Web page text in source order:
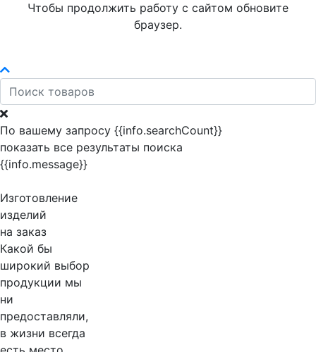
Чтобы продолжить работу с сайтом обновите
браузер.
По вашему запросу {{info.searchCount}}
показать все результаты поиска
{{info.message}}
Изготовление
изделий
на заказ
Какой бы
широкий выбор
продукции мы
ни
предоставляли,
в жизни всегда